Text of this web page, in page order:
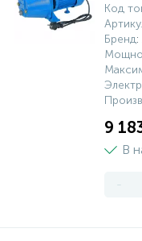
Код
Бренд
9
В
-